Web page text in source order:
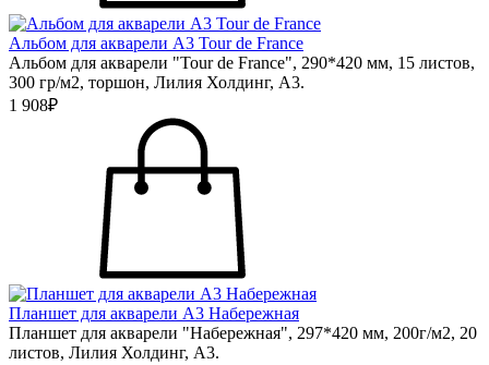
Альбом для акварели А3 Tour de France
Альбом для акварели "Tour de France", 290*420 мм, 15 листов,
300 гр/м2, торшон, Лилия Холдинг, А3.
1 908₽
Планшет для акварели А3 Набережная
Планшет для акварели "Набережная", 297*420 мм, 200г/м2, 20
листов, Лилия Холдинг, А3.